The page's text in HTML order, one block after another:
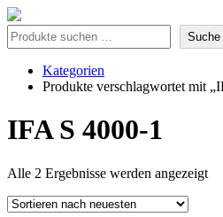
Suche Suche
Kategorien
Produkte verschlagwortet mit
IFA S 4000-1
Alle 2 Ergebnisse werden angezeigt